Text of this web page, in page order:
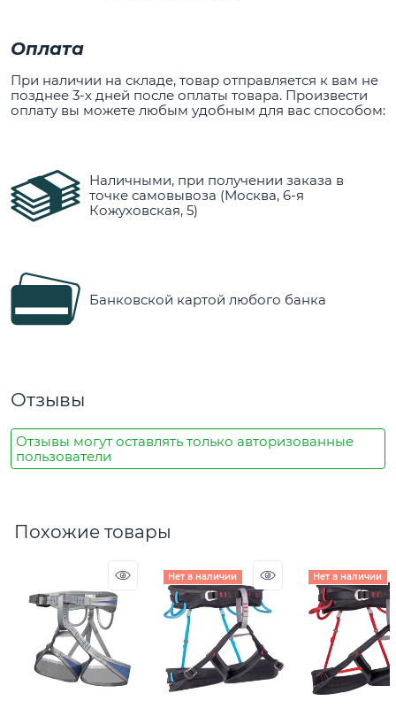
Оплата
При наличии на складе, товар отправляется к вам не
позднее 3-х дней после оплаты товара. Произвести
оплату вы можете любым удобным для вас способом:
Наличными, при получении заказа в
точке самовывоза (Москва, 6-я
Кожуховская, 5)
Банковской картой любого банка
Отзывы
Отзывы могут оставлять только авторизованные
пользователи
Похожие товары
Нет в наличии Нет в наличии